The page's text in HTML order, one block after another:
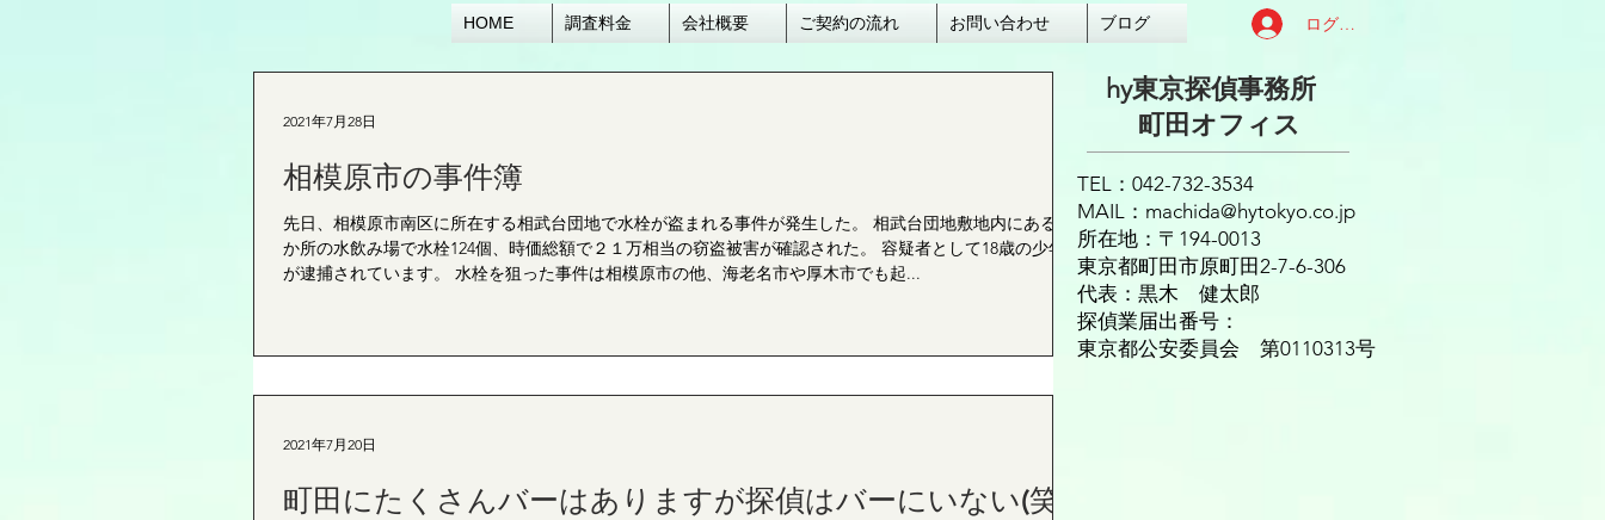
HOME 調査料金 会社概要 ご契約の流れ お問い合わせ ブログ ログイン
相模原市の事件簿
先日、相模原市南区に所在する相武台団地で水栓が盗まれる事件が発生した。 相武台団地敷地内にある37
か所の水飲み場で水栓124個、時価総額で２１万相当の窃盗被害が確認された。 容疑者として18歳の少年
が逮捕されています。 水栓を狙った事件は相模原市の他、海老名市や厚木市でも起...
2021年7月28日
町田にたくさんバーはありますが探偵はバーにいない(笑)
2021年7月20日
hy東京探偵事務所
​町田オフィス
TEL：042-732-3534
MAIL： machida@hytokyo.co.jp
所在地：〒194-0013
東京都町田市原町田2-7-6-306
代表：黒木 健太郎
探偵業届出番号：
東京都公安委員会 第0110313号